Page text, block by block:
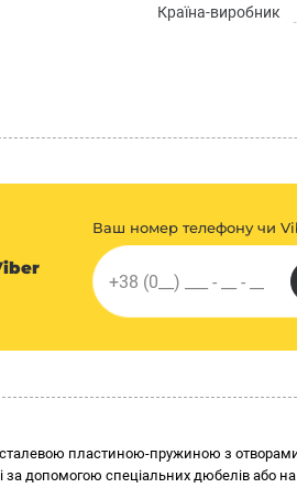
Остання актуальна
продукції та у супровідній
Країна-виробник
Ваш номер телефону чи
пластиною-пружиною з отворами
за допомогою спеціальних дюбелів або